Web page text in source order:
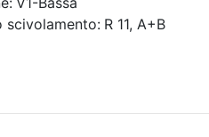
scivolamento: R 11, A+B